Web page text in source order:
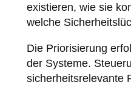
existieren, wie sie
welche
Die Priorisierung
der Systeme.
sicherheitsrelevante